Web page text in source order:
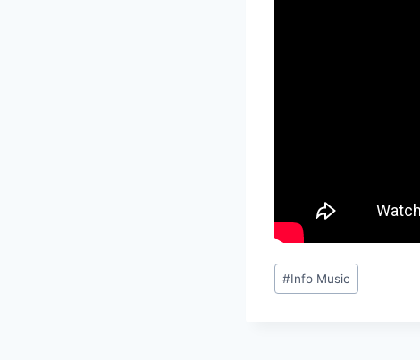
Étiquettes
de
#Info Music